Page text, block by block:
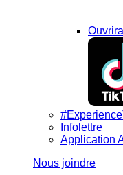
Infolettre
Application
Nous joindre